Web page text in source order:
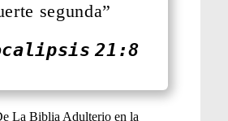
segunda”
21:8